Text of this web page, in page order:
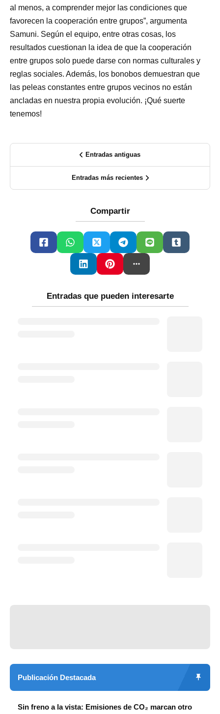
al menos, a comprender mejor las condiciones que
favorecen la cooperación entre grupos”, argumenta
Samuni. Según el equipo, entre otras cosas, los
resultados cuestionan la idea de que la cooperación
entre grupos solo puede darse con normas culturales y
reglas sociales. Además, los bonobos demuestran que
las peleas constantes entre grupos vecinos no están
ancladas en nuestra propia evolución. ¡Qué suerte
tenemos!
Entradas antiguas
Entradas más recientes
Compartir
Entradas que pueden interesarte
Publicación Destacada
Sin freno a la vista: Emisiones de CO₂ marcan otro